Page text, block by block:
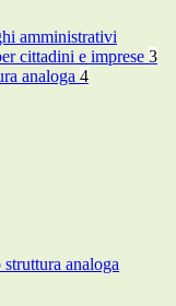
amministrativi
cittadini e imprese 3
analoga 4
analoga